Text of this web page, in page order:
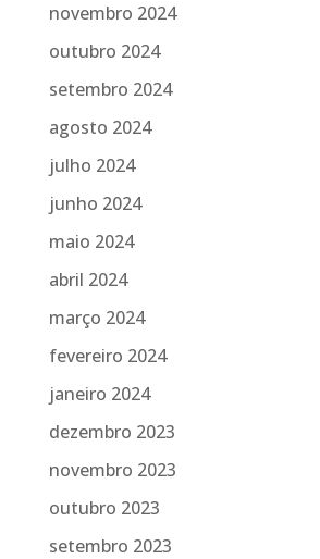
novembro 2024
outubro 2024
setembro 2024
agosto 2024
julho 2024
junho 2024
maio 2024
abril 2024
março 2024
fevereiro 2024
janeiro 2024
dezembro 2023
novembro 2023
outubro 2023
setembro 2023